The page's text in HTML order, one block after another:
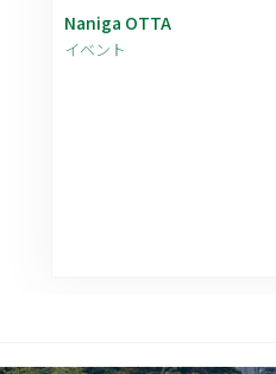
Naniga OTTA
イベント